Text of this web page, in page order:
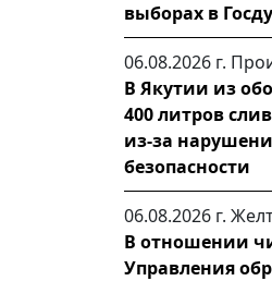
выборах в
06.08.2026 г.
В Якутии из
400 литров
из-за
безопасности
06.08.2026 г.
В отношении
Управления